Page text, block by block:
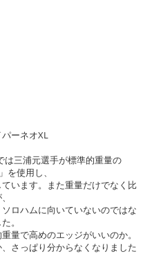
ーネオXL
は三浦元選手が標準的重量の
を使用し、
います。また重量だけでなく比
ロハムに向いていないのではな
。
量で高めのエッジがいいのか。
さっぱり分からなくなりました